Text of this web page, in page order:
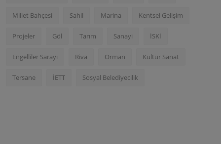
Millet Bahçesi Sahil Marina Kentsel Gelişim
Projeler Göl Tarım Sanayi İSKİ
Engelliler Sarayı Riva Orman Kültür Sanat
Tersane İETT Sosyal Belediyecilik